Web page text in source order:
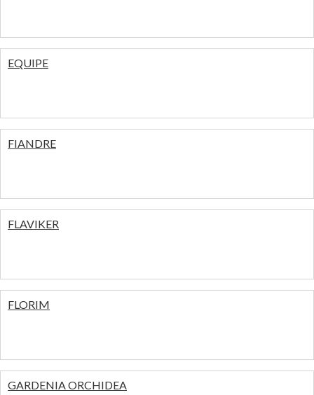
EQUIPE
FIANDRE
FLAVIKER
FLORIM
GARDENIA ORCHIDEA